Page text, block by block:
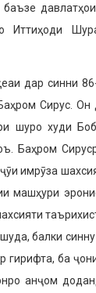
Иттиҳоди
дар синни
Сирус. Он
шуро худи
Баҳром
имрӯза
машҳури
балки
гирифта, ба
анҷом